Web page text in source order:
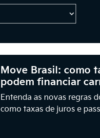
Move Brasil: como
podem financiar
Entenda as novas regras
como taxas de juros e